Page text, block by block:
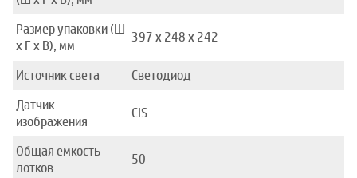
Размер упаковки (Ш
x Г x В), мм
397 x 248 x 242
Источник света
Светодиод
Датчик
изображения
CIS
Общая емкость
лотков
50